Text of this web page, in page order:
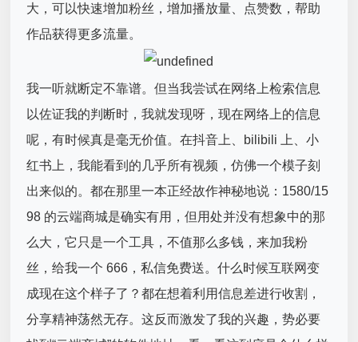
大，可以快速增加粉丝，增加播放量、点赞数，帮助
作品获得更多流量。
我一听就断定不靠谱。但当我尝试在网络上检索信息
以佐证我的判断时，我就发现呀，现在网络上的信息
呢，有时候真是毫无价值。在抖音上、bilibili 上、小
红书上，我能看到的几乎所有视频，仿佛一个模子刻
出来似的。都在那里一本正经故作神秘地说：1580/15
98 的云端商城是确实有用，但用处并没有想象中的那
么大，它只是一个工具，不值那么多钱，来加我粉
丝，给我一个 666，私信免费送。什么时候互联网变
成现在这个样子了？都在想着利用信息差进行收割，
分享精神荡然无存。这反而激发了我的兴趣，势必要